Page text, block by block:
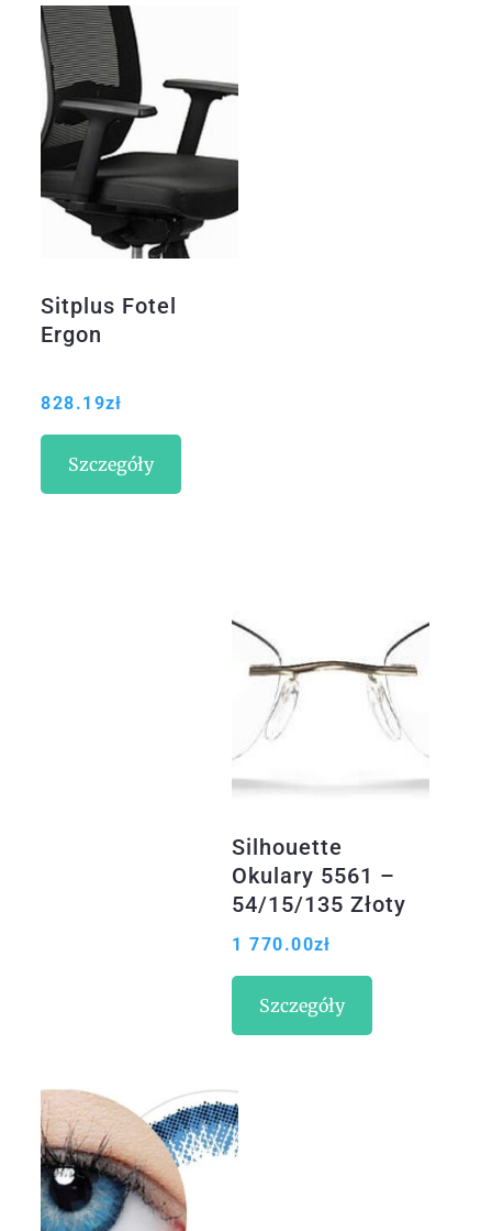
Sitplus Fotel
Ergon
828.19zł
Szczegóły
Silhouette
Okulary 5561 –
54/15/135 Złoty
1 770.00zł
Szczegóły